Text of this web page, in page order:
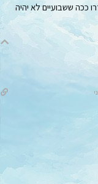
ככה ששבועיים לא יהיה